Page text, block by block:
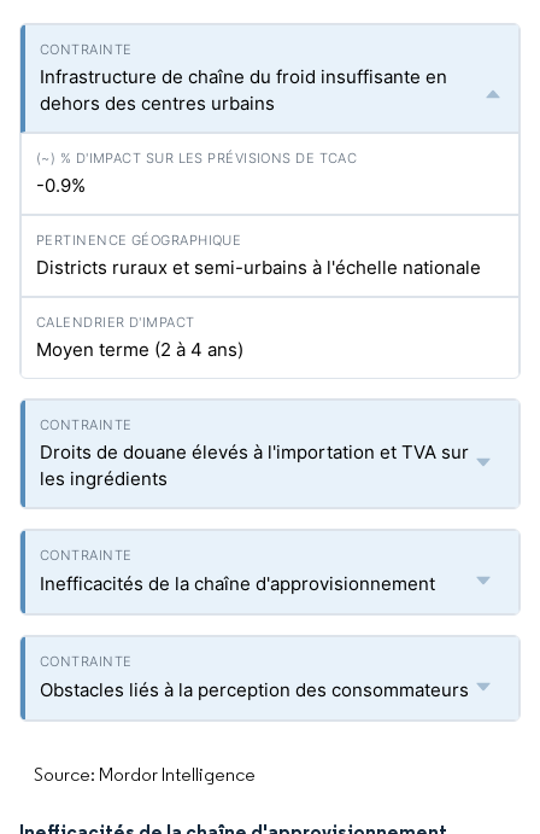
Infrastructure de chaîne du froid insuffisante en
dehors des centres urbains
-0.9%
Districts ruraux et semi-urbains à l'échelle nationale
Moyen terme (2 à 4 ans)
Droits de douane élevés à l'importation et TVA sur
les ingrédients
Inefficacités de la chaîne d'approvisionnement
Obstacles liés à la perception des consommateurs
Source: Mordor Intelligence